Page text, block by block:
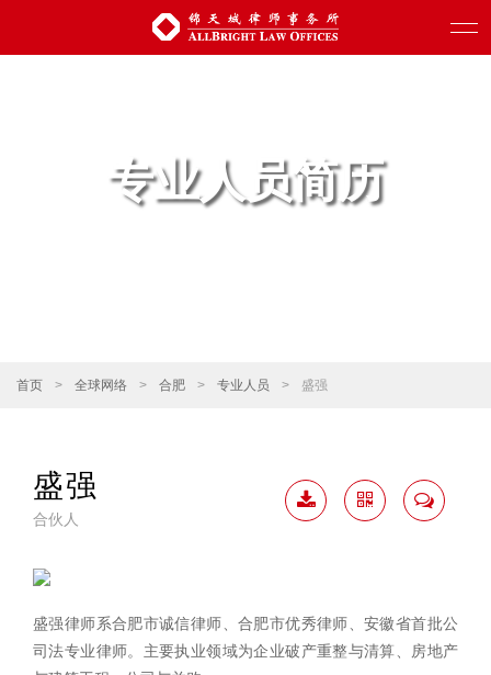
专业人员简历
首页 > 全球网络 > 合肥 > 专业人员 > 盛强
盛强
合伙人
盛强律师系合肥市诚信律师、合肥市优秀律师、安徽省首批公
司法专业律师。主要执业领域为企业破产重整与清算、房地产